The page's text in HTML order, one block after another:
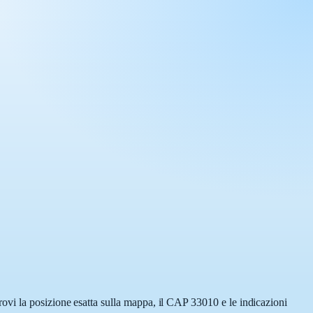
la posizione esatta sulla mappa, il CAP 33010 e le indicazioni